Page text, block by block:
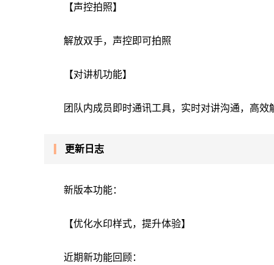
【声控拍照】
解放双手，声控即可拍照
【对讲机功能】
团队内成员即时通讯工具，实时对讲沟通，高效
更新日志
新版本功能：
【优化水印样式，提升体验】
近期新功能回顾：